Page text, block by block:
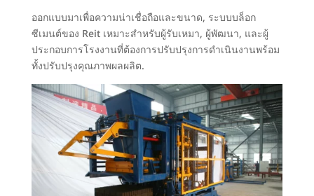
ออกแบบมาเพื่อความน่าเชื่อถือและขนาด, ระบบบล็อก
ซีเมนต์ของ Reit เหมาะสำหรับผู้รับเหมา, ผู้พัฒนา, และผู้
ประกอบการโรงงานที่ต้องการปรับปรุงการดำเนินงานพร้อม
ทั้งปรับปรุงคุณภาพผลผลิต.